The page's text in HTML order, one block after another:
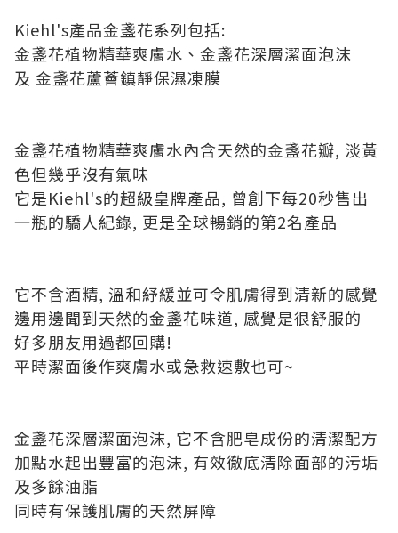
Kiehl's產品金盞花系列包括:
金盞花植物精華爽膚水、金盞花深層潔面泡沫
及 金盞花蘆薈鎮靜保濕凍膜
金盞花植物精華爽膚水內含天然的金盞花瓣, 淡黃
色但幾乎沒有氣味
它是Kiehl's的超級皇牌產品, 曾創下每20秒售出
一瓶的驕人紀錄, 更是全球暢銷的第2名產品
它不含酒精, 溫和紓緩並可令肌膚得到清新的感覺
邊用邊聞到天然的金盞花味道, 感覺是很舒服的
好多朋友用過都回購!
平時潔面後作爽膚水或急救速敷也可~
金盞花深層潔面泡沫, 它不含肥皂成份的清潔配方
加點水起出豐富的泡沫, 有效徹底清除面部的污垢
及多餘油脂
同時有保護肌膚的天然屏障